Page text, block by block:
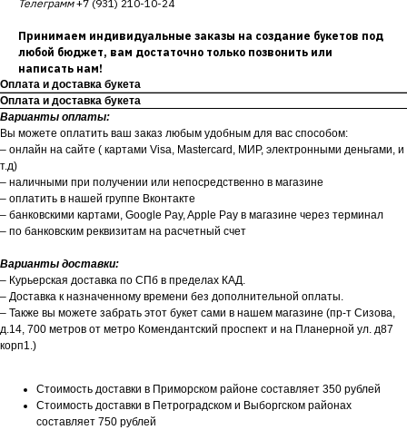
Телеграмм+7 (931) 210-10-24
Принимаем индивидуальные заказы на создание букетов под
любой бюджет, вам достаточно только позвонить или
написать нам!
Оплата и доставка букета
Оплата и доставка букета
Варианты оплаты:
Вы можете оплатить ваш заказ любым удобным для вас способом:
– онлайн на сайте ( картами Visa, Mastercard, МИР, электронными деньгами, и
т.д)
– наличными при получении или непосредственно в магазине
– оплатить в нашей группе Вконтакте
– банковскими картами, Google Pay, Apple Pay в магазине через терминал
– по банковским реквизитам на расчетный счет
Варианты доставки:
– Курьерская доставка по СПб в пределах КАД.
– Доставка к назначенному времени без дополнительной оплаты.
– Также вы можете забрать этот букет сами в нашем магазине (пр-т Сизова,
д.14, 700 метров от метро Комендантский проспект и на Планерной ул. д87
корп1.)
Стоимость доставки в Приморском районе составляет 350 рублей
Стоимость доставки в Петроградском и Выборгском районах
составляет 750 рублей